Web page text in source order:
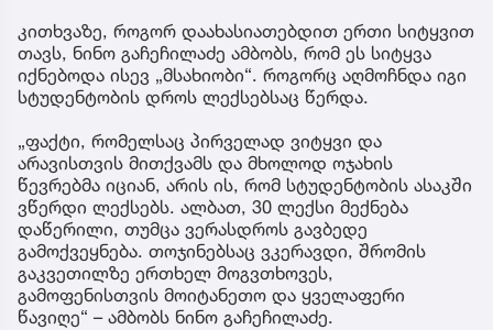
კითხვაზე, როგორ დაახასიათებდით ერთი სიტყვით
თავს, ნინო გაჩეჩილაძე ამბობს, რომ ეს სიტყვა
იქნებოდა ისევ „მსახიობი“. როგორც აღმოჩნდა იგი
სტუდენტობის დროს ლექსებსაც წერდა.
„ფაქტი, რომელსაც პირველად ვიტყვი და
არავისთვის მითქვამს და მხოლოდ ოჯახის
წევრებმა იციან, არის ის, რომ სტუდენტობის ასაკში
ვწერდი ლექსებს. ალბათ, 30 ლექსი მექნება
დაწერილი, თუმცა ვერასდროს გავბედე
გამოქვეყნება. თოჯინებსაც ვკერავდი, შრომის
გაკვეთილზე ერთხელ მოგვთხოვეს,
გამოფენისთვის მოიტანეთო და ყველაფერი
წავიღე“ – ამბობს ნინო გაჩეჩილაძე.